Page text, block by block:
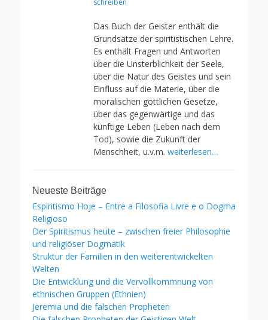
schreiben
Das Buch der Geister enthält die
Grundsätze der spiritistischen Lehre.
Es enthält Fragen und Antworten
über die Unsterblichkeit der Seele,
über die Natur des Geistes und sein
Einfluss auf die Materie, über die
moralischen göttlichen Gesetze,
über das gegenwärtige und das
künftige Leben (Leben nach dem
Tod), sowie die Zukunft der
Menschheit, u.v.m. weiterlesen…
Neueste Beiträge
Espiritismo Hoje – Entre a Filosofia Livre e o Dogma
Religioso
Der Spiritismus heute – zwischen freier Philosophie
und religiöser Dogmatik
Struktur der Familien in den weiterentwickelten
Welten
Die Entwicklung und die Vervollkommnung von
ethnischen Gruppen (Ethnien)
Jeremia und die falschen Propheten